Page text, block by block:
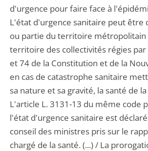
d'urgence pour faire face à
L'état d'urgence sanitaire peut être
ou partie du territoire métropolitain
territoire des collectivités régies par
et 74 de la Constitution et de la
en cas de catastrophe sanitaire
sa nature et sa gravité, la santé de
L'article L. 3131-13 du même code
l'état d'urgence sanitaire est
conseil des ministres pris sur le
chargé de la santé. (...) / La